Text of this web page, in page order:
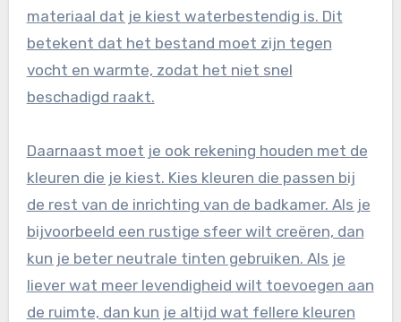
materiaal dat je kiest waterbestendig is. Dit
betekent dat het bestand moet zijn tegen
vocht en warmte, zodat het niet snel
beschadigd raakt.
Daarnaast moet je ook rekening houden met de
kleuren die je kiest. Kies kleuren die passen bij
de rest van de inrichting van de badkamer. Als je
bijvoorbeeld een rustige sfeer wilt creëren, dan
kun je beter neutrale tinten gebruiken. Als je
liever wat meer levendigheid wilt toevoegen aan
de ruimte, dan kun je altijd wat fellere kleuren